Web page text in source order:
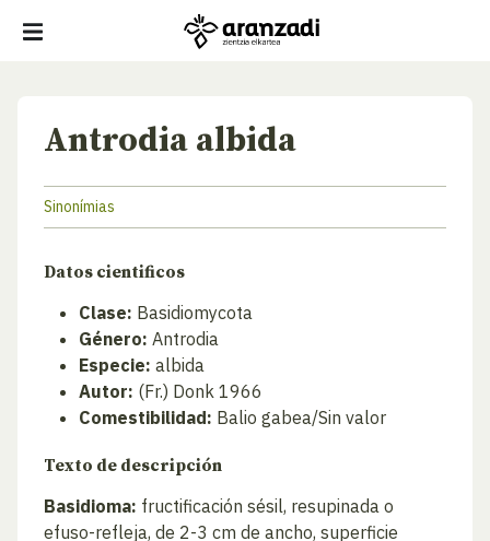
Antrodia albida
Sinonímias
Datos cientificos
Clase: Basidiomycota
Género: Antrodia
Especie: albida
Autor: (Fr.) Donk 1966
Comestibilidad: Balio gabea/Sin valor
Texto de descripción
Basidioma: fructificación sésil, resupinada o
efuso-refleja, de 2-3 cm de ancho, superficie